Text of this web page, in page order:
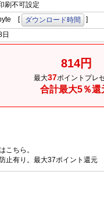
刷不可設定
[ ダウンロード時間
]
814円
最大37ポイントプレ
合計最大5％還
こちら。
止有り。最大37ポイント還元